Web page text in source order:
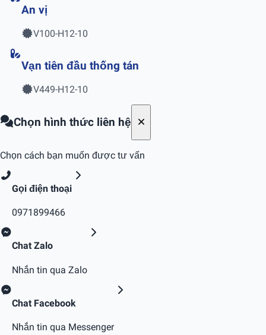
An vị
V100-H12-10
Vạn tiên đầu thống tán
V449-H12-10
Chọn hình thức liên hệ
Chọn cách bạn muốn được tư vấn
Gọi điện thoại
0971899466
Chat Zalo
Nhắn tin qua Zalo
Chat Facebook
Nhắn tin qua Messenger